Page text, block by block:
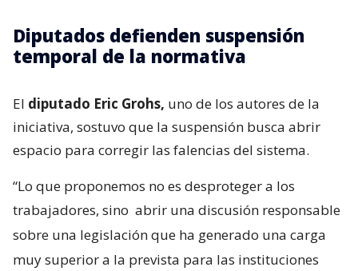
Diputados defienden suspensión
temporal de la normativa
El diputado Eric Grohs, uno de los autores de la
iniciativa, sostuvo que la suspensión busca abrir
espacio para corregir las falencias del sistema.
“Lo que proponemos no es desproteger a los
trabajadores, sino abrir una discusión responsable
sobre una legislación que ha generado una carga
muy superior a la prevista para las instituciones